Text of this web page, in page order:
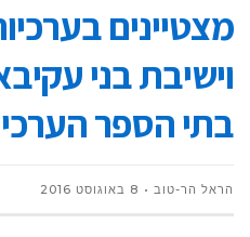
מצטיינים
וישיבת בני
בתי הספר
הראל הר-טוב 8 באוגוסט 2016